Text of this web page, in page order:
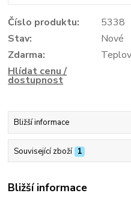
Číslo produktu:
5338
Stav:
Nové
Zdarma:
Hlídat cenu /
dostupnost
Bližší informace
Související zboží 1
Bližší informace